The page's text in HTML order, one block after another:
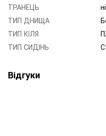
ТРАНЕЦЬ
ні
ТИП ДНИЩА
ТИП КІЛЯ
ТИП СИДІНЬ
Відгуки